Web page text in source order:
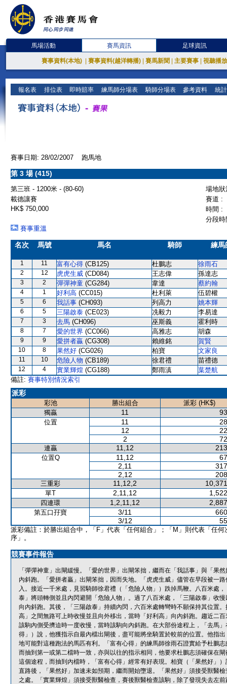
馬場活動 賽馬資訊 足球資訊
賽事資料(本地) 賽事資料(越洋轉播) 賽馬新聞 主要賽事 視聽播
報名表 排位表 即時賠率 練馬師分場表 騎師分場表 參考資料 統
賽事日期: 28/02/2007 跑馬地
第 3 場 (415)
第三班 - 1200米 - (80-60)
場地
載德讓賽
賽道 :
HK$ 750,000
時間 :
分段
賽事重溫
名次 馬號 馬名 騎師 練馬
1 11 富有心得 (CB125) 杜鵬志 徐雨石
2 12 虎虎生威 (CD084) 王志偉 孫達志
3 2 彈彈神童 (CG284) 韋達 蔡約翰
4 1 好利高 (CC015) 杜利萊 伍碧權
5 6 我話事 (CH093) 列高力 姚本輝
6 5 三陽啟泰 (CE023) 冼毅力 李易達
7 3 去馬 (CH096) 巫斯義 霍利時
8 7 愛的世界 (CC066) 高雅志 胡森
9 9 愛拼者贏 (CG308) 賴維銘 賀賢
10 8 果然好 (CG026) 柏寶 文家良
11 10 危險人物 (CB189) 徐君禮 苗禮德
12 4 實業輝煌 (CG188) 鄭雨滇
葉楚航
備註: 賽事特別情況索引
派彩
彩池 勝出組合
派彩 (HK$)
獨贏
11
位置 11
12
2
連贏 11,12
位置Q 11,12
2,11
2,12
三重彩 11,12,2
單T 2,11,12
四連環 1,2,11,12
第五口孖寶 3/11
3/12
派彩備註：於勝出組合中，「F」代表「任何組合」；「M」則代表「任何
序」。
競賽事件報告
「彈彈神童」出閘緩慢。「愛的世界」出閘笨拙，繼而在「我話事」與「果
內斜跑。「愛拼者贏」出閘笨拙，因而失地。「虎虎生威」儘管在早段被一
入。接近一千米處，見習騎師徐君禮（「危險人物」）跌掉馬鞭。八百米處
泰」將頭轉側並且內閃避開「危險人物」。過了八百米處，「三陽啟泰」收
向內斜跑。其後，「三陽啟泰」持續內閃，六百米處轉彎時不願保持其位置
高」之間無路可上時收慢並且向外移出，當時「好利高」向內斜跑。趨近二
該駒內側受擠迫時一度收慢，當時該駒向內斜跑。在大部份途程上，「去馬
得」）說，他獲指示自最內檔出閘後，盡可能將坐騎置於較前的位置。他指
地可能對這種跑法的馬匹有利。「富有心得」的練馬師徐雨石證實給予杜鵬
而抽到第一或第二檔時一致，亦與以往的指示相同，他要求杜鵬志須確保在
這個途程，而抽到內檔時，「富有心得」經常有好表現。柏寶（「果然好」
直路後，「果然好」加速未如預期，繼而開始墮退。「果然好」須接受獸醫
之處。「實業輝煌」須接受獸醫檢查，賽後獸醫檢查該駒，除了發現失去左